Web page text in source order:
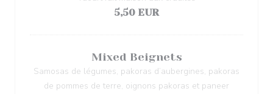
5,50 EUR
Mixed Beignets
Samosas de légumes, pakoras d’aubergines, pakoras
de pommes de terre, oignons pakoras et paneer